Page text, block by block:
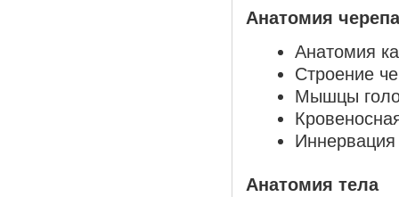
Анатомия черепа
Анатомия
Строение
Мышцы
Иннервация
Анатомия тела